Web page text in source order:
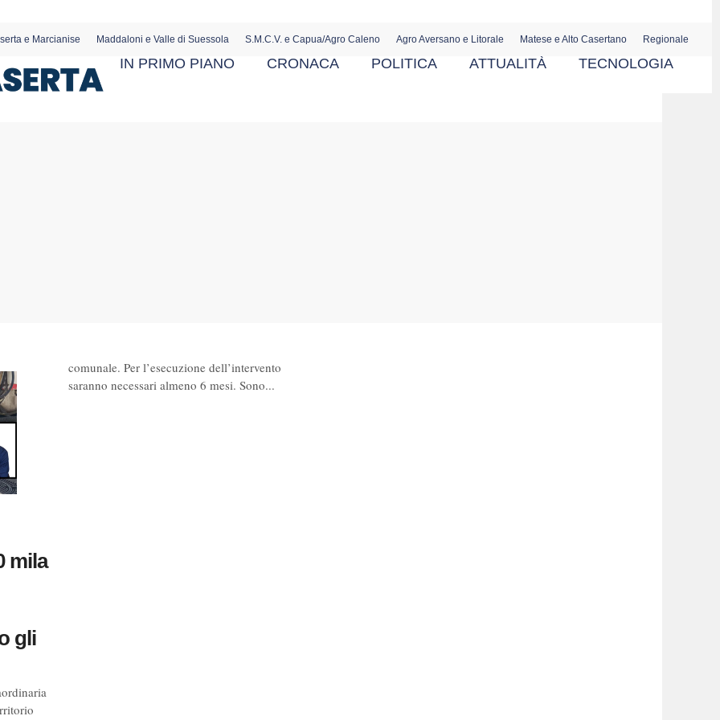
e Marcianise Maddaloni e Valle di Suessola S.M.C.V. e Capua/Agro Caleno Agro Aversano e Litorale Matese e Alto Casertano Regionale
IN PRIMO PIANO CRONACA POLITICA ATTUALITÀ TECNOLOGIA
mila
gli
comunale. Per l’esecuzione dell’intervento
saranno necessari almeno 6 mesi. Sono...